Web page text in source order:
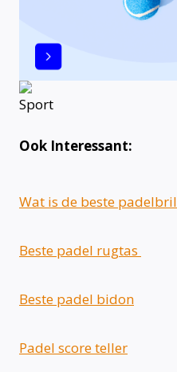
Ook Interessant:
Wat is de beste padelbril
Beste padel rugtas
Beste padel bidon
Padel score teller